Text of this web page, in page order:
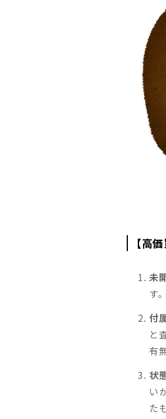
【高
未
す
付
と
有
状
い
た